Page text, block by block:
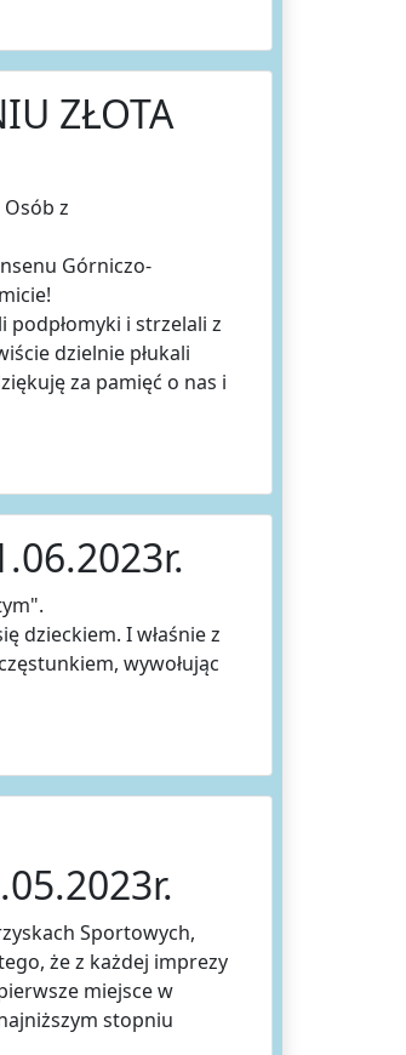
ZŁOTA
z
Górniczo-
podpłomyki i strzelali z
dzielnie płukali
za pamięć o nas i
dzieckiem. I właśnie z
wywołując
Sportowych,
że z każdej imprezy
miejsce w
stopniu